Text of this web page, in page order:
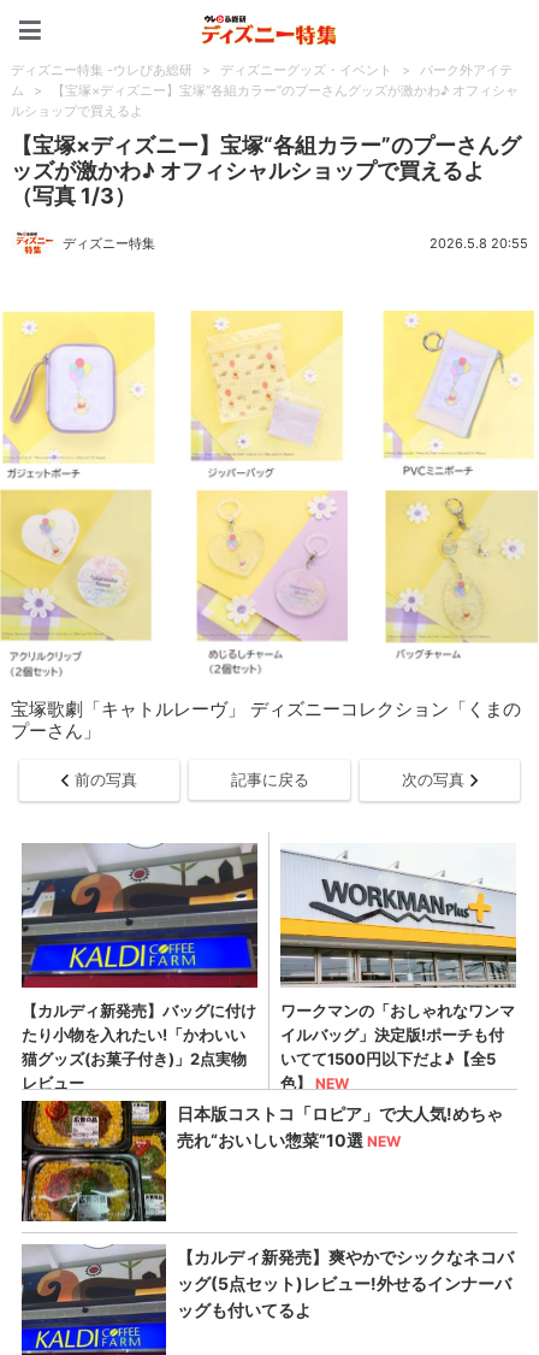
ディズニー特集 -ウレぴあ総研 > ディズニーグッズ・イベント >
パーク外アイテ
ム
>
【宝塚×ディズニー】宝塚“各組カラー”のプーさんグッズが激かわ♪ オフィシャ
ルショップで買えるよ
【宝塚×ディズニー】宝塚“各組カラー”のプーさんグ
ッズが激かわ♪ オフィシャルショップで買えるよ
（写真 1/3）
ディズニー特集 2026.5.8 20:55
宝塚歌劇「キャトルレーヴ」 ディズニーコレクション「くまの
プーさん」
前の写真 記事に戻る 次の写真